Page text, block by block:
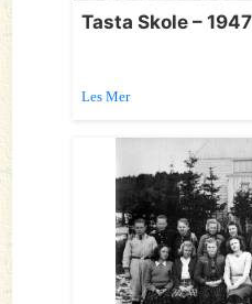
Tasta Skole –
Les Mer